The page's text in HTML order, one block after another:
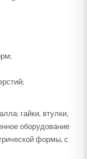
гайки, втулки,
оборудование
формы, с